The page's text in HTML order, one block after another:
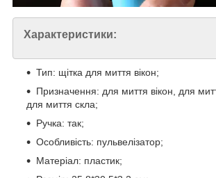
Характеристики:
Тип: щітка для миття вікон;
Призначення: для миття вікон, для
для миття скла;
Ручка: так;
Особливість: пульвелізатор;
Матеріал: пластик;